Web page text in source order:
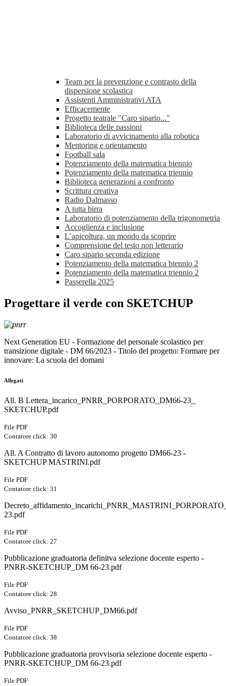
Team per la prevenzione e contrasto della
dispersione scolastica
Assistenti Amministrativi ATA
Efficacemente
Progetto teatrale "Caro sipario..."
Biblioteca delle passioni
Laboratorio di avvicinamento alla robotica
Mentoring e orientamento
Football sala
Potenziamento della matematica biennio
Potenziamento della matematica triennio
Biblioteca generazioni a confronto
Scrittura creativa
Radio Dalmasso
A tutta birra
Laboratorio di potenziamento della trigonometria
Accoglienza e inclusione
L’apicoltura, un mondo da scoprire
Comprensione del testo non letterario
Caro sipario seconda edizione
Potenziamento della matematica biennio 2
Potenziamento della matematica triennio 2
Passerella 2025
Progettare il verde con SKETCHUP
Next Generation EU - Formazione del personale scolastico per
transizione digitale - DM 66/2023 - Titolo del progetto: Formare per
innovare: La scuola del domani
Allegati
All. B Lettera_incarico_PNRR_PORPORATO_DM66-23_
SKETCHUP.pdf
File PDF
Contatore click: 30
All. A Contratto di lavoro autonomo progetto DM66-23 -
SKETCHUP MASTRINI.pdf
File PDF
Contatore click: 31
23.pdf
File PDF
Contatore click: 27
Pubblicazione graduatoria definitva selezione docente esperto -
PNRR-SKETCHUP_DM 66-23.pdf
File PDF
Contatore click: 28
Avviso_PNRR_SKETCHUP_DM66.pdf
File PDF
Contatore click: 38
Pubblicazione graduatoria provvisoria selezione docente esperto -
PNRR-SKETCHUP_DM 66-23.pdf
File PDF